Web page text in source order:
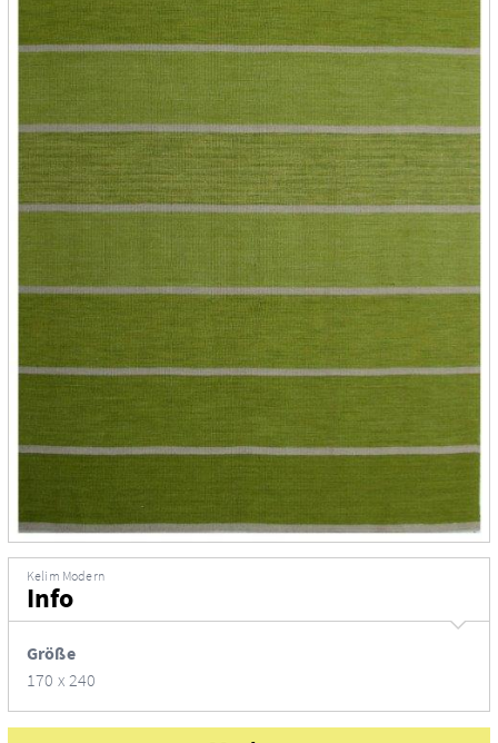
Kelim Modern
Info
Größe
170 x 240